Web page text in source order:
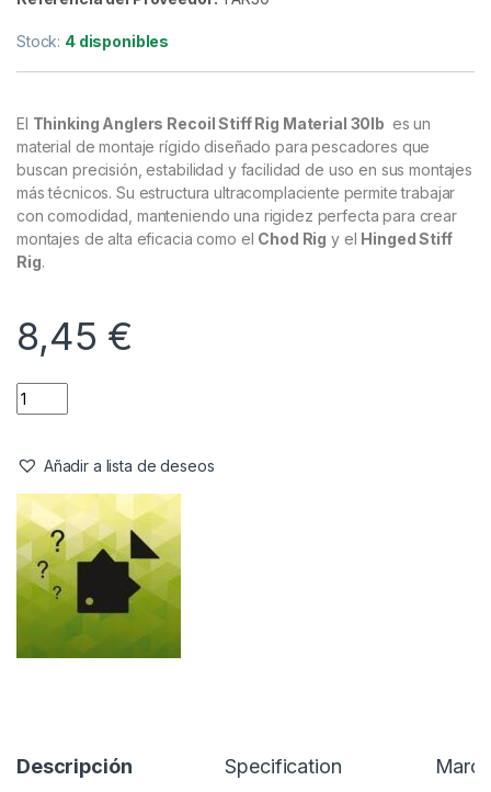
Bajos de Línea & Leadcore, Material Montajes
Thinking Anglers Recoil Stiff Rig
Material 30lb 0.50mm 20m
Referencia del Proveedor:
ElThinking Anglers Recoil Stiff Rig Material 30lb
material de montaje rígido diseñado para pescadores que
más técnicos. Su estructura ultracomplaciente permite trabajar
montajes de alta eficacia como el
Rig.
8,45€